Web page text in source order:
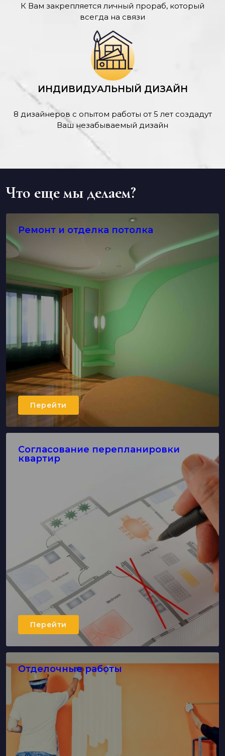
К Вам закрепляется личный прораб, который
всегда на связи
ИНДИВИДУАЛЬНЫЙ ДИЗАЙН
8 дизайнеров с опытом работы от 5 лет создадут
Ваш незабываемый дизайн
Что еще мы делаем?
Ремонт и отделка потолка
Перейти
Согласование перепланировки
квартир
Перейти
Отделочные работы